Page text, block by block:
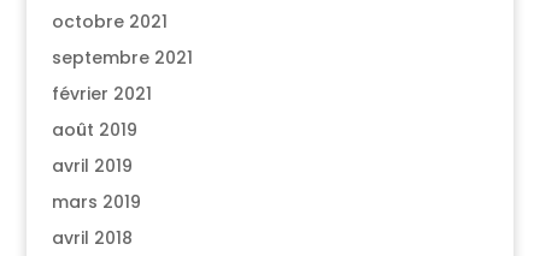
octobre 2021
septembre 2021
février 2021
août 2019
avril 2019
mars 2019
avril 2018